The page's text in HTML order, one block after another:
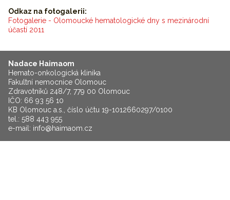
Odkaz na fotogalerii:
Fotogalerie - Olomoucké hematologické dny s mezinárodní
účastí 2011
Nadace Haimaom
Hemato-onkologická klinika
Fakultní nemocnice Olomouc
Zdravotníků 248/7, 779 00 Olomouc
IČO: 66 93 56 10
KB Olomouc a.s., číslo účtu 19-1012660297/0100
tel.: 588 443 955
e-mail: info@haimaom.cz